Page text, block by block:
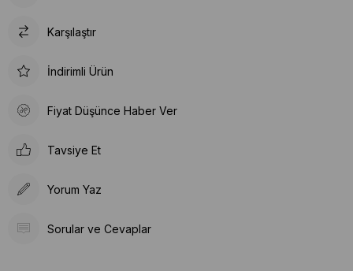
Karşılaştır
İndirimli Ürün
Fiyat Düşünce Haber Ver
Tavsiye Et
Yorum Yaz
Sorular ve Cevaplar